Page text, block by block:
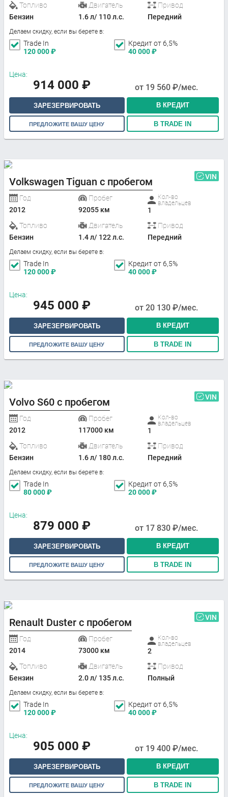
Топливо
Бензин
Двигатель
1.6 л/ 110 л.с.
Привод
Передний
Делаем скидку, если вы берете в:
Trade In
120 000₽
Кредит от 6,5%
40 000₽
Цена:
914 000 ₽ от 19 560 ₽/мес.
ЗАРЕЗЕРВИРОВАТЬ В КРЕДИТ
ПРЕДЛОЖИТЕ ВАШУ ЦЕНУ В TRADE IN
Volkswagen Tiguan с пробегом VIN
Год
2012
Пробег
92055 км
Кол-во
владельцев
1
Топливо
Бензин
Двигатель
1.4 л/ 122 л.с.
Привод
Передний
Делаем скидку, если вы берете в:
Trade In
120 000₽
Кредит от 6,5%
40 000₽
Цена:
945 000 ₽ от 20 130 ₽/мес.
ЗАРЕЗЕРВИРОВАТЬ В КРЕДИТ
ПРЕДЛОЖИТЕ ВАШУ ЦЕНУ В TRADE IN
Volvo S60 с пробегом VIN
Год
2012
Пробег
117000 км
Кол-во
владельцев
1
Топливо
Бензин
Двигатель
1.6 л/ 180 л.с.
Привод
Передний
Делаем скидку, если вы берете в:
Trade In
80 000₽
Кредит от 6,5%
20 000₽
Цена:
879 000 ₽ от 17 830 ₽/мес.
ЗАРЕЗЕРВИРОВАТЬ В КРЕДИТ
ПРЕДЛОЖИТЕ ВАШУ ЦЕНУ В TRADE IN
Renault Duster с пробегом VIN
Год
2014
Пробег
73000 км
Кол-во
владельцев
2
Топливо
Бензин
Двигатель
2.0 л/ 135 л.с.
Привод
Полный
Делаем скидку, если вы берете в:
Trade In
120 000₽
Кредит от 6,5%
40 000₽
Цена:
905 000 ₽ от 19 400 ₽/мес.
ЗАРЕЗЕРВИРОВАТЬ В КРЕДИТ
ПРЕДЛОЖИТЕ ВАШУ ЦЕНУ В TRADE IN